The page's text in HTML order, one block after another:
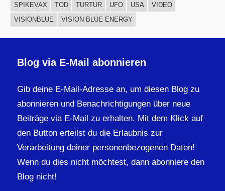
SPIKEVAX
TOD TURTUR UFO USA
VIDEO
VISIONBLUE
VISION BLUE ENERGY
Blog via E-Mail abonnieren
Gib deine E-Mail-Adresse an, um diesen Blog zu
abonnieren und Benachrichtigungen über neue
Beiträge via E-Mail zu erhalten. Mit dem Klick auf
den Button erteilst du die Erlaubnis zur
Verarbeitung deiner personenbezogenen Daten!
Wenn du dies nicht möchtest, dann abonniere den
Blog nicht!